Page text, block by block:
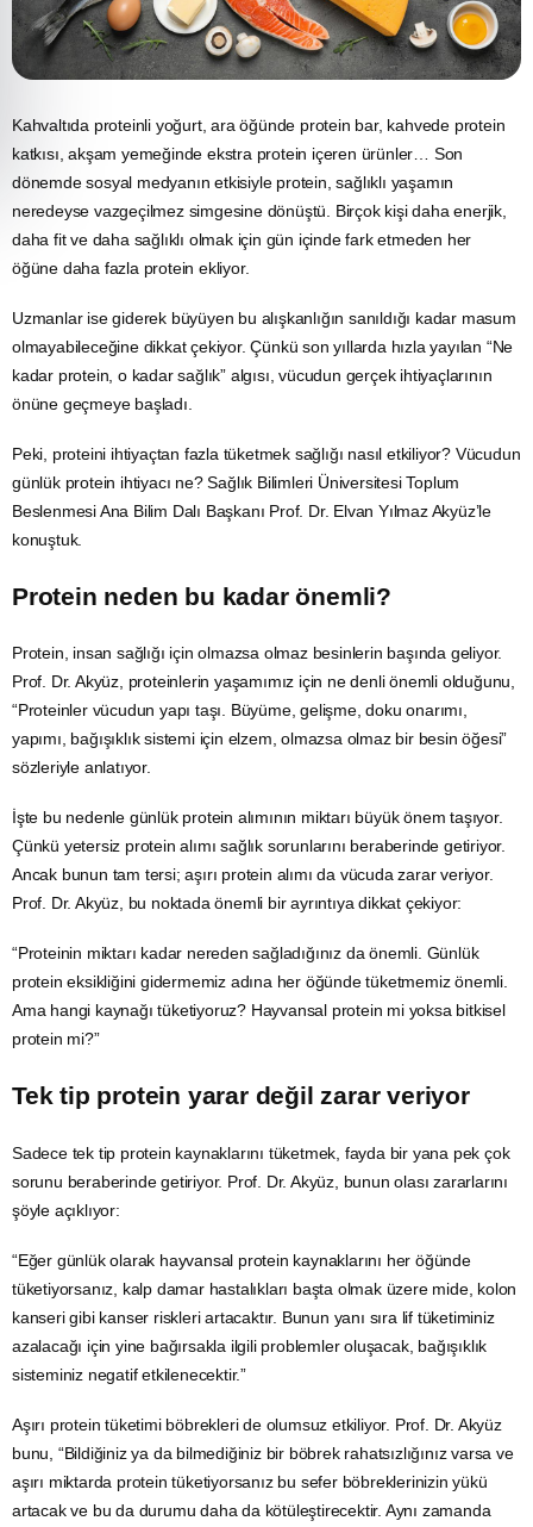
Kahvaltıda proteinli yoğurt, ara öğünde protein bar, kahvede protein
katkısı, akşam yemeğinde ekstra protein içeren ürünler… Son
dönemde sosyal medyanın etkisiyle protein, sağlıklı yaşamın
neredeyse vazgeçilmez simgesine dönüştü. Birçok kişi daha enerjik,
daha fit ve daha sağlıklı olmak için gün içinde fark etmeden her
öğüne daha fazla protein ekliyor.
Uzmanlar ise giderek büyüyen bu alışkanlığın sanıldığı kadar masum
olmayabileceğine dikkat çekiyor. Çünkü son yıllarda hızla yayılan “Ne
kadar protein, o kadar sağlık” algısı, vücudun gerçek ihtiyaçlarının
önüne geçmeye başladı.
Peki, proteini ihtiyaçtan fazla tüketmek sağlığı nasıl etkiliyor? Vücudun
günlük protein ihtiyacı ne?Sağlık Bilimleri ÜniversitesiToplum
Beslenmesi Ana Bilim Dalı Başkanı Prof. Dr. Elvan Yılmaz Akyüz’le
konuştuk.
Protein neden bu kadar önemli?
Protein, insan sağlığı için olmazsa olmaz besinlerin başında geliyor.
Prof. Dr. Akyüz, proteinlerin yaşamımız için ne denli önemli olduğunu,
“Proteinler vücudun yapı taşı. Büyüme, gelişme, doku onarımı,
yapımı, bağışıklık sistemi için elzem, olmazsa olmaz bir besin öğesi”
sözleriyle anlatıyor.
İşte bu nedenle günlük protein alımının miktarı büyük önem taşıyor.
Çünkü yetersiz protein alımı sağlık sorunlarını beraberinde getiriyor.
Ancak bunun tam tersi; aşırı protein alımı da vücuda zarar veriyor.
Prof. Dr. Akyüz, bu noktada önemli bir ayrıntıya dikkat çekiyor:
“Proteinin miktarı kadar nereden sağladığınız da önemli. Günlük
protein eksikliğini gidermemiz adına her öğünde tüketmemiz önemli.
Ama hangi kaynağı tüketiyoruz? Hayvansal protein mi yoksa bitkisel
protein mi?”
Tek tip protein yarar değil zarar veriyor
Sadece tek tip protein kaynaklarını tüketmek, fayda bir yana pek çok
sorunu beraberinde getiriyor. Prof. Dr. Akyüz, bunun olası zararlarını
şöyle açıklıyor:
“Eğer günlük olarak hayvansal protein kaynaklarını her öğünde
tüketiyorsanız, kalp damar hastalıkları başta olmak üzere mide, kolon
kanseri gibi kanser riskleri artacaktır. Bunun yanı sıra lif tüketiminiz
azalacağı için yine bağırsakla ilgili problemler oluşacak, bağışıklık
sisteminiz negatif etkilenecektir.”
Aşırı protein tüketimi böbrekleri de olumsuz etkiliyor. Prof. Dr. Akyüz
bunu, “Bildiğiniz ya da bilmediğiniz bir böbrek rahatsızlığınız varsa ve
aşırı miktarda protein tüketiyorsanız bu sefer böbreklerinizin yükü
artacak ve bu da durumu daha da kötüleştirecektir. Aynı zamanda